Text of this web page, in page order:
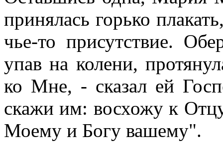
принялась горько
чье-то присутствие.
упав на колени,
ко Мне, - сказал ей
скажи им: восхожу к
Моему и Богу вашему".